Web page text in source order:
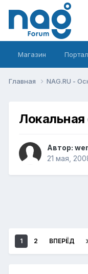
Магазин Портал
Главная NAG.RU -
Локальная
Автор:
21 мая,
1 2 ВПЕРЁД